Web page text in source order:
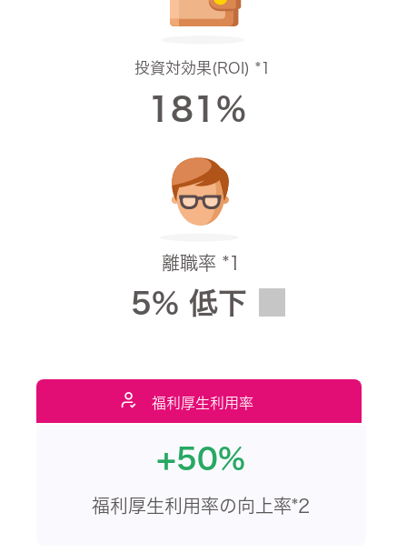
離職率 *1
5% 低下
投資対効果(ROI) *1
181%
福利厚生利用率
+50%
福利厚生利用率の向上率*2